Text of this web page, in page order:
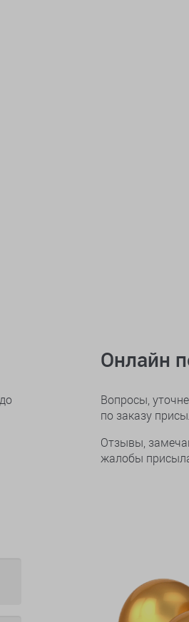
Онлайн
Вопросы,
по заказу
Отзывы,
жалобы